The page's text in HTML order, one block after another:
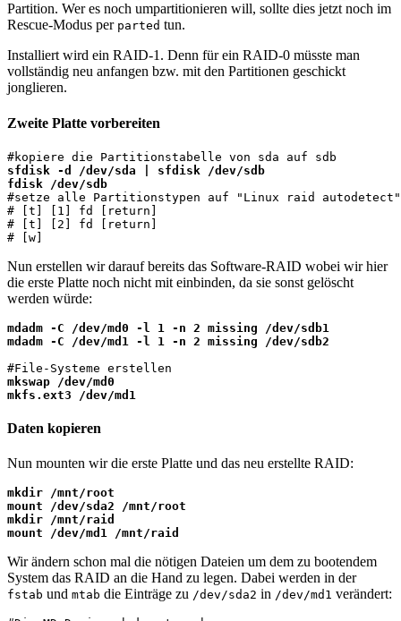
Partition. Wer es noch umpartitionieren will, sollte dies jetzt noch im
Rescue-Modus per parted tun.
Installiert wird ein RAID-1. Denn für ein RAID-0 müsste man
vollständig neu anfangen bzw. mit den Partitionen geschickt
jonglieren.
Zweite Platte vorbereiten
sfdisk -d /dev/sda | sfdisk /dev/sdb
fdisk /dev/sdb
#setze alle Partitionstypen auf "Linux raid
# [t] [1] fd [return]
# [t] [2] fd [return]
# [w]
Nun erstellen wir darauf bereits das Software-RAID wobei wir hier
die erste Platte noch nicht mit einbinden, da sie sonst gelöscht
werden würde:
mdadm -C /dev/md0 -l 1 -n 2 missing /dev/sdb1
mdadm -C /dev/md1 -l 1 -n 2 missing /dev/sdb2
mkswap /dev/md0
mkfs.ext3 /dev/md1
Daten kopieren
Nun mounten wir die erste Platte und das neu erstellte RAID:
mkdir /mnt/root
mount /dev/sda2 /mnt/root
mkdir /mnt/raid
mount /dev/md1 /mnt/raid
Wir ändern schon mal die nötigen Dateien um dem zu bootendem
System das RAID an die Hand zu legen. Dabei werden in der
fstab und mtab die Einträge zu /dev/sda2 in /dev/md1 verändert: